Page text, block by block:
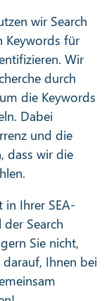
wir Search
Keywords für
Wir
durch
die Keywords
Dabei
und die
dass wir die
in Ihrer SEA-
Search
Sie nicht,
Ihnen bei